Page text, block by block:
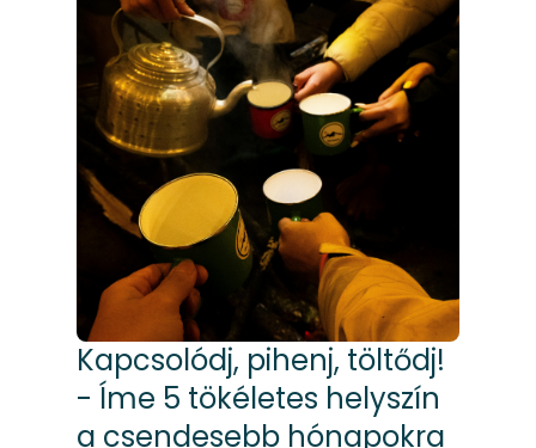
Kapcsolódj, pihenj, töltődj!
- Íme 5 tökéletes helyszín
a csendesebb hónapokra